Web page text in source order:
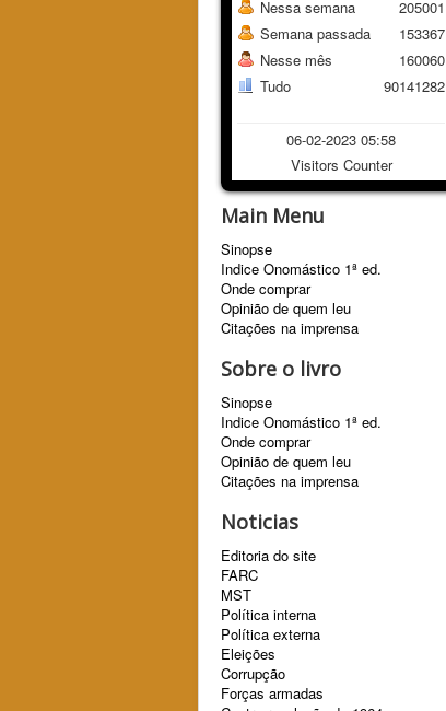
Nessa semana
Semana passada
Nesse mês
Tudo
205001
153367
160060
90141282
06-02-2023 05:58
Visitors Counter
Main Menu
Sinopse
Indice Onomástico 1ª ed.
Onde comprar
Opinião de quem leu
Citações na imprensa
Sobre o livro
Sinopse
Indice Onomástico 1ª ed.
Onde comprar
Opinião de quem leu
Citações na imprensa
Noticias
Editoria do site
FARC
MST
Política interna
Política externa
Eleições
Corrupção
Forças armadas